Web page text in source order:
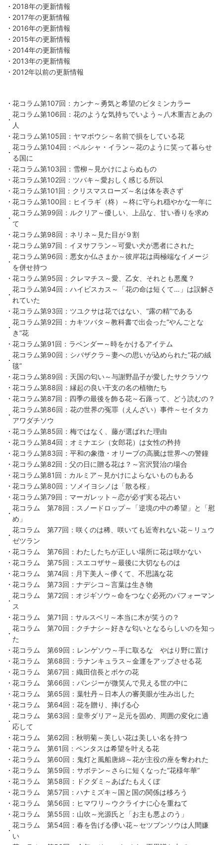
2018年の更新情報
2017年の更新情報
2016年の更新情報
2015年の更新情報
2014年の更新情報
2013年の更新情報
2012年以前の更新情報
花コラム第107回：カンナ～勇気と希望のビタミンカラー
花コラム第106回：花のような気持ちでいよう～八木重吉とあの
人
花コラム第105回：ヤマボウシ～名前で損をしている花
花コラム第104回：ペルシャ・イラン～花のように笑って暮らせ
る国に
花コラム第103回：雪柳～見かけによらぬもの
花コラム第102回：ツバキ～愛おしく感じる所以
花コラム第101回：クリスマスローズ～名は体を表さず
花コラム第100回：ヒイラギ（柊）～柊に守られ穏やかな一年に
花コラム第99回：ルクリア～優しい、上品な、甘い香りを求め
て
花コラム第98回：ネリネ～見た目が９割
花コラム第97回：イヌサフラン～可愛い犬が悪者にされた
花コラム第96回：悪女か仏さまか～彼岸花は両極端なイメージ
を併せ持つ
花コラム第95回：クレマチス～愛、乙女、それとも悪魔？
花コラム第94回：ハイビスカス～「花の命は短くて…」は誤解さ
れていた
花コラム第93回：ツユクサは花ではない、“露の精”である
花コラム第92回：カキツバタ～教科書で出会った“やんごとな
き”花
花コラム第91回：ラベンダー～時をかけるアイテム
花コラム第90回：シバザクラ～妻への思いが込められた“花の絨
毯”
花コラム第89回：天国の匂い～与謝野晶子が愛したサクラソウ
花コラム第88回：縁起の良い干支の名の植物たち
花コラム第87回：四季の最後を飾る花～石蕗って、どう読むの？
花コラム第86回：花の世界の冤罪（えんざい）事件～セイタカ
アワダチソウ
花コラム第85回：梅ではなく、藤が選ばれた理由
花コラム第84回：オミナエシ（女郎花）は女性の矜持
花コラム第83回：平和の象徴・オリーブの高騰は世界への警鐘
花コラム第82回：父の日に贈る花は？～宮沢賢治の場合
花コラム第81回：カルミア～見かけによらないものもある
花コラム第80回：ソメイヨシノは「散る桜」
花コラム第79回：マーガレット～恋が必ず実る花占い
花コラム 第78回：スノードロップ～「逆境の中の希望」と「慰
め」
花コラム 第77回：咲くのは稀、咲いても近寄れない花～リュウ
ゼツラン
花コラム 第76回：わたしたちが正しい場所に花は咲かない
花コラム 第75回：スエコザサ～最後に大切なものは
花コラム 第74回：月下美人～儚くて、不思議な花
花コラム 第73回：ナデシコ～言葉は生き物
花コラム 第72回：オジギソウ～命をつなぐ必死のパフォーマン
ス
花コラム 第71回：サルスベリ～本当に木が笑うの？
花コラム 第70回：クチナシ～好きな匂いとなるらしいのを知っ
た
花コラム 第69回：レンゲソウ～手に取るな やはり野に置け
花コラム 第68回：ラナンキュラス～金運をアップさせる花
花コラム 第67回：織田信長とボケの花
花コラム 第66回：パンジーが微笑んで見える世の中に
花コラム 第65回：葉牡丹～日本人の審美眼が生み出した
花コラム 第64回：花を贈り、捧げる心
花コラム 第63回：皇帝ダリア～足元を固め、周囲の変化に適
応して
花コラム 第62回：秋明菊～美しい花は美しい名を持つ
花コラム 第61回：ペンタスは希望を叶える花
花コラム 第60回：鬼灯と風船唐綿～花が主役の座を奪われた
花コラム 第59回：サボテン～さらに短くなった“花様年華”
花コラム 第58回：ドクダミ～あばたもえくぼ
花コラム 第57回：ハナミズキ～国と国の関係は移ろう
花コラム 第56回：ヒマワリ～ウクライナに心を重ねて
花コラム 第55回：山吹～光源氏と「お主も悪よのう」
花コラム 第54回：春を告げる儚い花～セツブンソウは人間嫌
い